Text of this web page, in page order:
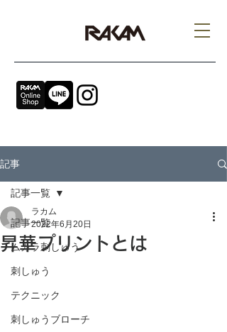
記事
記事一覧
ムカラ刺しゅう
刺しゅう
テクニック
刺しゅうブローチ
記事一覧
昇華プリントとは
ラカム
2022年6月20日